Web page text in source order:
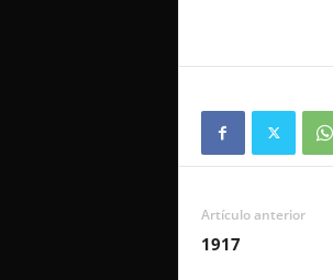
Artículo anterior
1917